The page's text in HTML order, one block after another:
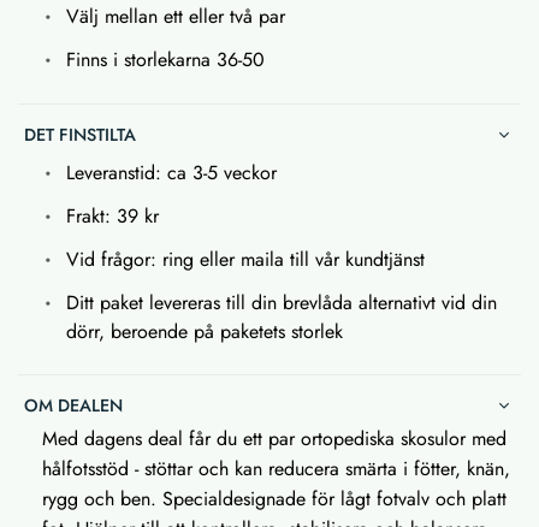
Välj mellan ett eller två par
Finns i storlekarna 36-50
DET FINSTILTA
Leveranstid: ca 3-5 veckor
Frakt: 39 kr
Vid frågor: ring eller maila till vår kundtjänst
Ditt paket levereras till din brevlåda alternativt vid din
dörr, beroende på paketets storlek
OM DEALEN
Med dagens deal får du ett par ortopediska skosulor med
hålfotsstöd - stöttar och kan reducera smärta i fötter, knän,
rygg och ben. Specialdesignade för lågt fotvalv och platt